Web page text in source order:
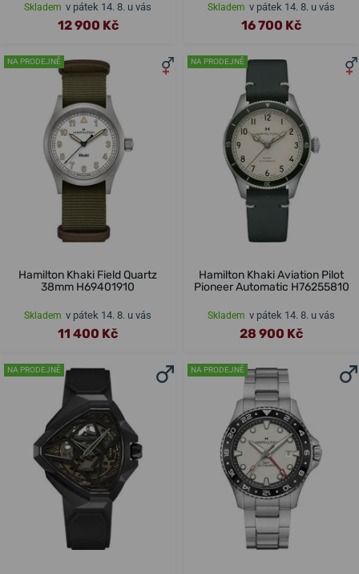
Skladem v pátek 14. 8. u vás
12 900 Kč
Skladem v pátek 14. 8. u vás
16 700 Kč
NA PRODEJNĚ
Hamilton Khaki Field Quartz
38mm H69401910
Skladem v pátek 14. 8. u vás
11 400 Kč
NA PRODEJNĚ
Hamilton Khaki Aviation Pilot
Pioneer Automatic H76255810
Skladem v pátek 14. 8. u vás
28 900 Kč
NA PRODEJNĚ NA PRODEJNĚ